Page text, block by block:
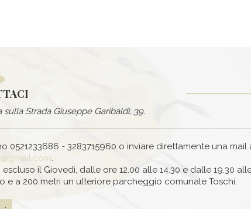
Strada Giuseppe Garibaldi, 39.
- 3283715960 o inviare direttamente una mail
.
il Giovedì, dalle ore 12.00 alle 14.30 e dalle 19.30 alle
a 200 metri un ulteriore parcheggio comunale Toschi.